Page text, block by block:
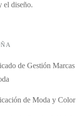
el diseño.
de Gestión Marcas
de Moda y Color